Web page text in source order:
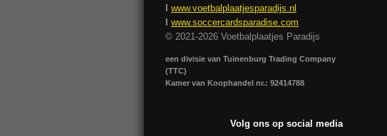
I www.voetbalplaatjesparadijs.nl
I www.soccercardsparadise.com
© 2021-2026 Voetbalplaatjes Paradijs
een divisie van Tuinenburg Trading Company
(TTC)
Kamer van Koophandel nr.: 92414788
Volg ons op social media